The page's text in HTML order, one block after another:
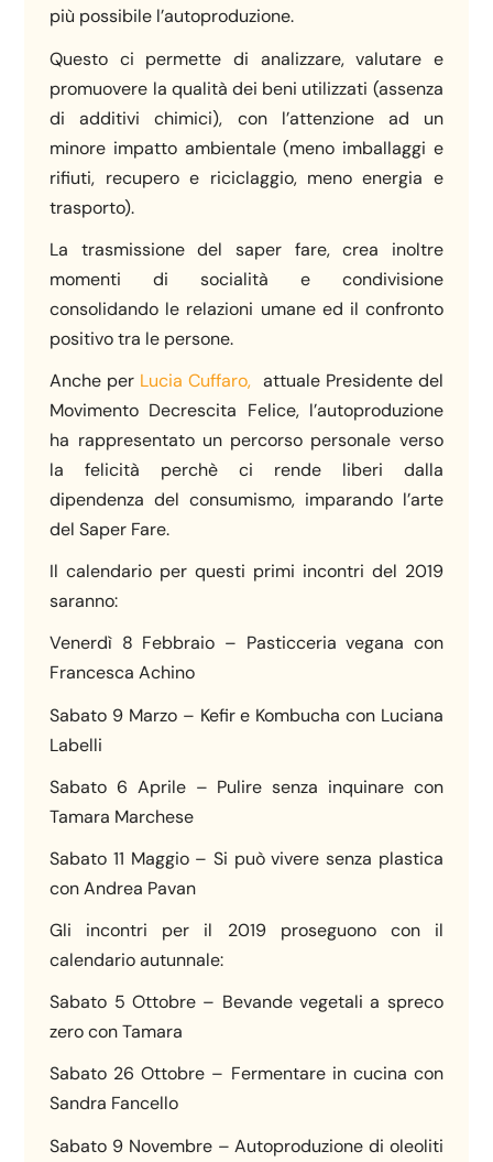
più possibile l’autoproduzione.
Questo ci permette di analizzare, valutare e
promuovere la qualità dei beni utilizzati (assenza
di additivi chimici), con l’attenzione ad un
minore impatto ambientale (meno imballaggi e
rifiuti, recupero e riciclaggio, meno energia e
trasporto).
La trasmissione del saper fare, crea inoltre
momenti di socialità e condivisione
consolidando le relazioni umane ed il confronto
positivo tra le persone.
Anche per Lucia Cuffaro, attuale Presidente del
Movimento Decrescita Felice, l’autoproduzione
ha rappresentato un percorso personale verso
la felicità perchè ci rende liberi dalla
dipendenza del consumismo, imparando l’arte
del Saper Fare.
Il calendario per questi primi incontri del 2019
saranno:
Venerdì 8 Febbraio – Pasticceria vegana con
Francesca Achino
Sabato 9 Marzo – Kefir e Kombucha con Luciana
Labelli
Sabato 6 Aprile – Pulire senza inquinare con
Tamara Marchese
Sabato 11 Maggio – Si può vivere senza plastica
con Andrea Pavan
Gli incontri per il 2019 proseguono con il
calendario autunnale:
Sabato 5 Ottobre – Bevande vegetali a spreco
zero con Tamara
Sabato 26 Ottobre – Fermentare in cucina con
Sandra Fancello
Sabato 9 Novembre – Autoproduzione di oleoliti